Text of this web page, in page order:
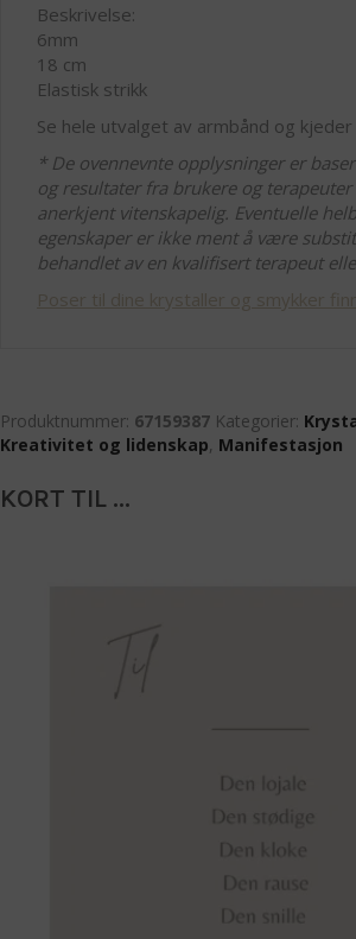
Beskrivelse:
6mm
18 cm
Elastisk strikk
Se hele utvalget av armbånd og kjeder
* De ovennevnte opplysninger er
og resultater fra brukere og
anerkjent vitenskapelig. Eventuelle
egenskaper er ikke ment å være
behandlet av en kvalifisert terapeut
Poser til dine krystaller og smykker
Produktnummer: 67159387 Kategorier:
Kreativitet og lidenskap, Manifestasjon
KORT TIL ...